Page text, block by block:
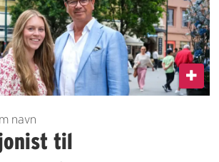
navn
til